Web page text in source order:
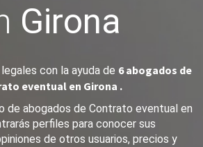
Girona
con la ayuda de 6 abogados de
eventual en Girona .
de abogados de Contrato eventual en
perfiles para conocer sus
de otros usuarios, precios y